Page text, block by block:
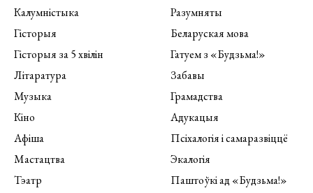
Калумністыка
Гісторыя
Гісторыя за 5 хвілін
Літаратура
Музыка
Кіно
Афіша
Мастацтва
Тэатр
Разумняты
Беларуская мова
Гатуем з «Будзьма!»
Забавы
Грамадства
Адукацыя
Псіхалогія і самаразвіццё
Экалогія
Паштоўкі ад «Будзьма!»